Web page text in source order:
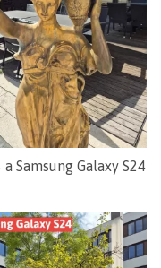
Samsung Galaxy S24